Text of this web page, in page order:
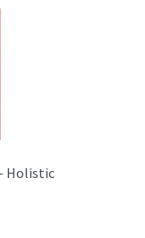
Holistic